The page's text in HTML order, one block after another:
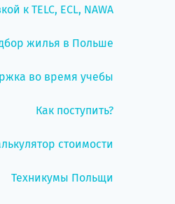
к TELC, ECL, NAWA
жилья в Польше
во время учебы
Как поступить?
стоимости
Техникумы Польщи